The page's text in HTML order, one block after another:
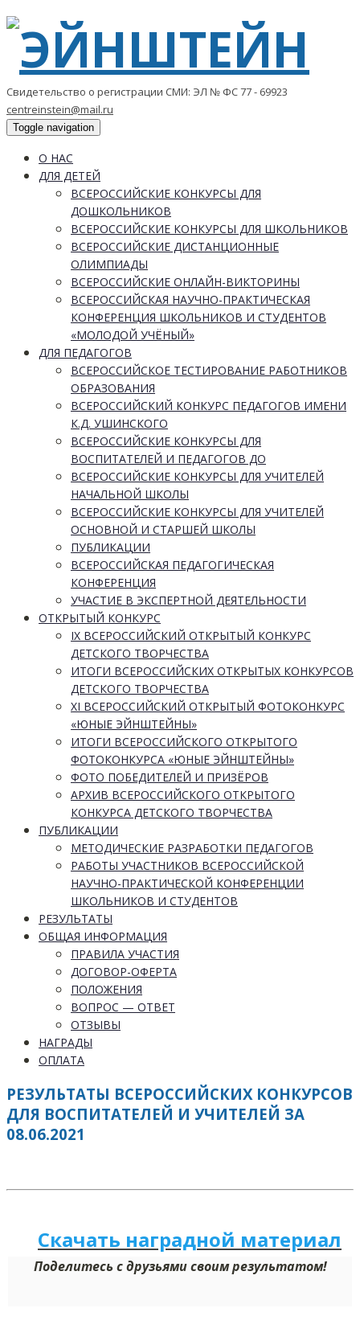
Свидетельство о регистрации СМИ: ЭЛ № ФС 77 - 69923
centreinstein@mail.ru
Toggle navigation
О НАС
ДЛЯ ДЕТЕЙ
ВСЕРОССИЙСКИЕ КОНКУРСЫ ДЛЯ
ДОШКОЛЬНИКОВ
ВСЕРОССИЙСКИЕ КОНКУРСЫ ДЛЯ ШКОЛЬНИКОВ
ВСЕРОССИЙСКИЕ ДИСТАНЦИОННЫЕ
ОЛИМПИАДЫ
ВСЕРОССИЙСКИЕ ОНЛАЙН-ВИКТОРИНЫ
ВСЕРОССИЙСКАЯ НАУЧНО-ПРАКТИЧЕСКАЯ
КОНФЕРЕНЦИЯ ШКОЛЬНИКОВ И СТУДЕНТОВ
«МОЛОДОЙ УЧЁНЫЙ»
ДЛЯ ПЕДАГОГОВ
ВСЕРОССИЙСКОЕ ТЕСТИРОВАНИЕ РАБОТНИКОВ
ОБРАЗОВАНИЯ
ВСЕРОССИЙСКИЙ КОНКУРС ПЕДАГОГОВ ИМЕНИ
К.Д. УШИНСКОГО
ВСЕРОССИЙСКИЕ КОНКУРСЫ ДЛЯ
ВОСПИТАТЕЛЕЙ И ПЕДАГОГОВ ДО
ВСЕРОССИЙСКИЕ КОНКУРСЫ ДЛЯ УЧИТЕЛЕЙ
НАЧАЛЬНОЙ ШКОЛЫ
ВСЕРОССИЙСКИЕ КОНКУРСЫ ДЛЯ УЧИТЕЛЕЙ
ОСНОВНОЙ И СТАРШЕЙ ШКОЛЫ
ПУБЛИКАЦИИ
ВСЕРОССИЙСКАЯ ПЕДАГОГИЧЕСКАЯ
КОНФЕРЕНЦИЯ
УЧАСТИЕ В ЭКСПЕРТНОЙ ДЕЯТЕЛЬНОСТИ
ОТКРЫТЫЙ КОНКУРС
IX ВСЕРОССИЙСКИЙ ОТКРЫТЫЙ КОНКУРС
ДЕТСКОГО ТВОРЧЕСТВА
ИТОГИ ВСЕРОССИЙСКИХ ОТКРЫТЫХ КОНКУРСОВ
ДЕТСКОГО ТВОРЧЕСТВА
XI ВСЕРОССИЙСКИЙ ОТКРЫТЫЙ ФОТОКОНКУРС
«ЮНЫЕ ЭЙНШТЕЙНЫ»
ИТОГИ ВСЕРОССИЙСКОГО ОТКРЫТОГО
ФОТОКОНКУРСА «ЮНЫЕ ЭЙНШТЕЙНЫ»
ФОТО ПОБЕДИТЕЛЕЙ И ПРИЗЁРОВ
АРХИВ ВСЕРОССИЙСКОГО ОТКРЫТОГО
КОНКУРСА ДЕТСКОГО ТВОРЧЕСТВА
ПУБЛИКАЦИИ
МЕТОДИЧЕСКИЕ РАЗРАБОТКИ ПЕДАГОГОВ
РАБОТЫ УЧАСТНИКОВ ВСЕРОССИЙСКОЙ
НАУЧНО-ПРАКТИЧЕСКОЙ КОНФЕРЕНЦИИ
ШКОЛЬНИКОВ И СТУДЕНТОВ
РЕЗУЛЬТАТЫ
ОБЩАЯ ИНФОРМАЦИЯ
ПРАВИЛА УЧАСТИЯ
ДОГОВОР-ОФЕРТА
ПОЛОЖЕНИЯ
ВОПРОС — ОТВЕТ
ОТЗЫВЫ
НАГРАДЫ
ОПЛАТА
РЕЗУЛЬТАТЫ ВСЕРОССИЙСКИХ КОНКУРСОВ
ДЛЯ ВОСПИТАТЕЛЕЙ И УЧИТЕЛЕЙ ЗА
08.06.2021
Скачать наградной материал
Поделитесь с друзьями своим результатом!